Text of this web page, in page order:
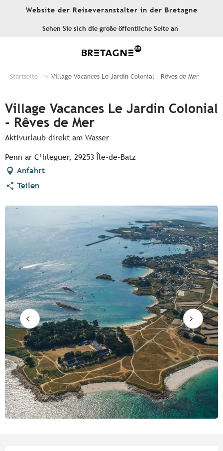
Website der Reiseveranstalter in der Bretagne
Sehen Sie sich die große öffentliche Seite an
Startseite Village Vacances Le Jardin Colonial - Rêves de Mer
Village Vacances Le Jardin Colonial
- Rêves de Mer
Aktivurlaub direkt am Wasser
Penn ar C’hleguer, 29253 Île-de-Batz
Anfahrt
Teilen